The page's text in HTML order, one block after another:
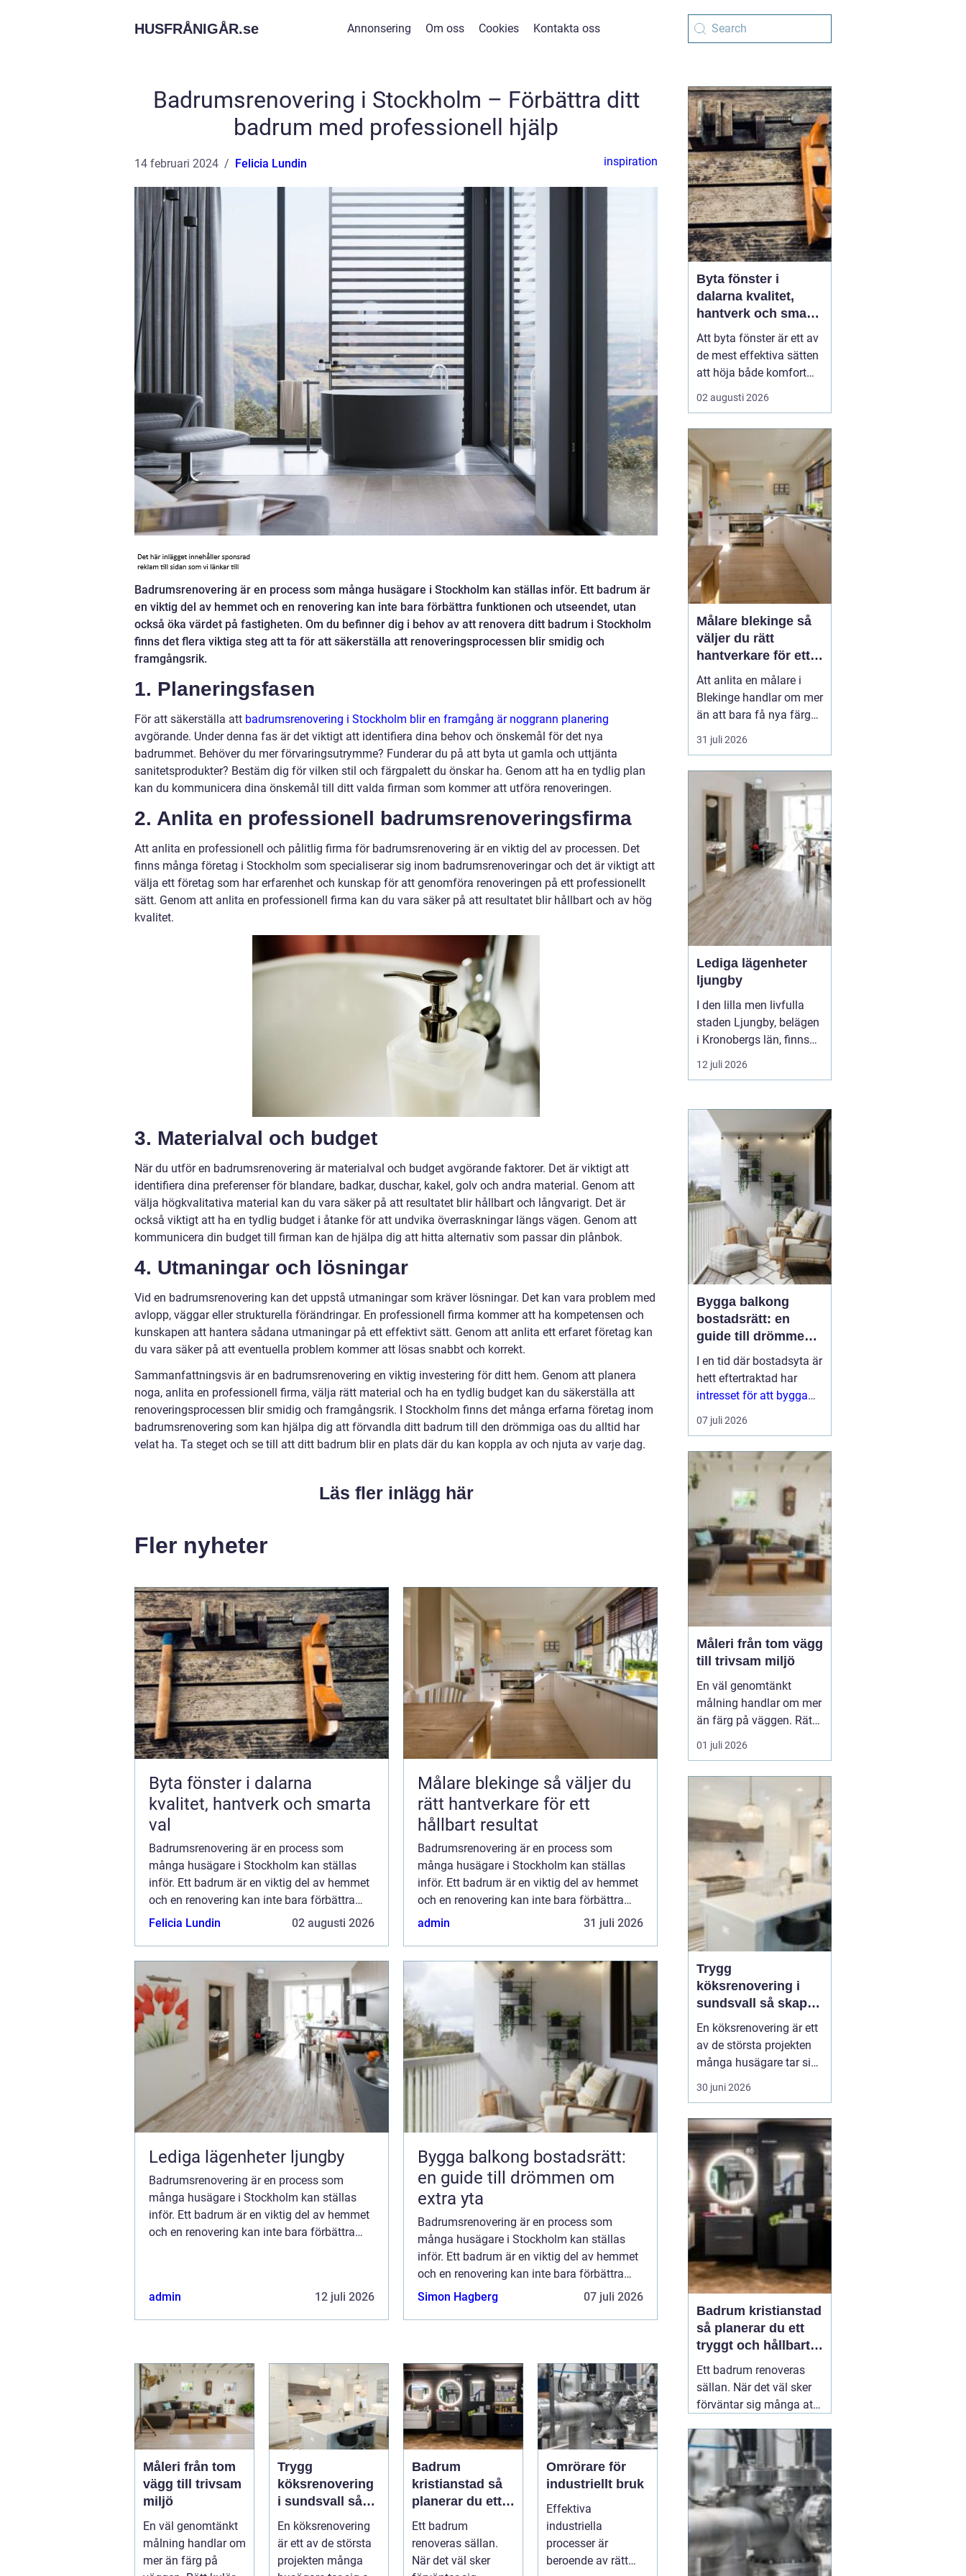
HUSFRÅNIGÅR.se Annonsering Om oss Cookies Kontakta oss
Badrumsrenovering i Stockholm – Förbättra ditt
badrum med professionell hjälp
14 februari 2024 Felicia Lundin inspiration
Badrumsrenovering är en process som många husägare i Stockholm kan ställas inför. Ett badrum är
en viktig del av hemmet och en renovering kan inte bara förbättra funktionen och utseendet, utan
också öka värdet på fastigheten. Om du befinner dig i behov av att renovera ditt badrum i Stockholm
finns det flera viktiga steg att ta för att säkerställa att renoveringsprocessen blir smidig och
framgångsrik.
1. Planeringsfasen
För att säkerställa att badrumsrenovering i Stockholm blir en framgång är noggrann planering
avgörande. Under denna fas är det viktigt att identifiera dina behov och önskemål för det nya
badrummet. Behöver du mer förvaringsutrymme? Funderar du på att byta ut gamla och uttjänta
sanitetsprodukter? Bestäm dig för vilken stil och färgpalett du önskar ha. Genom att ha en tydlig plan
kan du kommunicera dina önskemål till ditt valda firman som kommer att utföra renoveringen.
2. Anlita en professionell badrumsrenoveringsfirma
Att anlita en professionell och pålitlig firma för badrumsrenovering är en viktig del av processen. Det
finns många företag i Stockholm som specialiserar sig inom badrumsrenoveringar och det är viktigt att
välja ett företag som har erfarenhet och kunskap för att genomföra renoveringen på ett professionellt
sätt. Genom att anlita en professionell firma kan du vara säker på att resultatet blir hållbart och av hög
kvalitet.
3. Materialval och budget
När du utför en badrumsrenovering är materialval och budget avgörande faktorer. Det är viktigt att
identifiera dina preferenser för blandare, badkar, duschar, kakel, golv och andra material. Genom att
välja högkvalitativa material kan du vara säker på att resultatet blir hållbart och långvarigt. Det är
också viktigt att ha en tydlig budget i åtanke för att undvika överraskningar längs vägen. Genom att
kommunicera din budget till firman kan de hjälpa dig att hitta alternativ som passar din plånbok.
4. Utmaningar och lösningar
Vid en badrumsrenovering kan det uppstå utmaningar som kräver lösningar. Det kan vara problem med
avlopp, väggar eller strukturella förändringar. En professionell firma kommer att ha kompetensen och
kunskapen att hantera sådana utmaningar på ett effektivt sätt. Genom att anlita ett erfaret företag kan
du vara säker på att eventuella problem kommer att lösas snabbt och korrekt.
Sammanfattningsvis är en badrumsrenovering en viktig investering för ditt hem. Genom att planera
noga, anlita en professionell firma, välja rätt material och ha en tydlig budget kan du säkerställa att
renoveringsprocessen blir smidig och framgångsrik. I Stockholm finns det många erfarna företag inom
badrumsrenovering som kan hjälpa dig att förvandla ditt badrum till den drömmiga oas du alltid har
velat ha. Ta steget och se till att ditt badrum blir en plats där du kan koppla av och njuta av varje dag.
Läs fler inlägg här
Fler nyheter
Byta fönster i dalarna
kvalitet, hantverk och smarta
val
Badrumsrenovering är en process som
många husägare i Stockholm kan ställas
inför. Ett badrum är en viktig del av hemmet
och en renovering kan inte bara förbättra
funktionen och utseendet, utan också
Felicia Lundin 02 augusti 2026
Målare blekinge så väljer du
rätt hantverkare för ett
hållbart resultat
Badrumsrenovering är en process som
många husägare i Stockholm kan ställas
inför. Ett badrum är en viktig del av hemmet
och en renovering kan inte bara förbättra
funktionen och utseendet, utan också
admin 31 juli 2026
Lediga lägenheter ljungby
Badrumsrenovering är en process som
många husägare i Stockholm kan ställas
inför. Ett badrum är en viktig del av hemmet
och en renovering kan inte bara förbättra
admin 12 juli 2026
Bygga balkong bostadsrätt:
en guide till drömmen om
extra yta
Badrumsrenovering är en process som
många husägare i Stockholm kan ställas
inför. Ett badrum är en viktig del av hemmet
och en renovering kan inte bara förbättra
funktionen och utseendet, utan också
Simon Hagberg 07 juli 2026
Måleri från tom
vägg till trivsam
miljö
En väl genomtänkt
målning handlar om
mer än färg på
Trygg
köksrenovering
i sundsvall så
skapar du ett
kök som håller
länge
En köksrenovering
är ett av de största
projekten många
Badrum
kristianstad så
planerar du ett
tryggt och
badrumsprojekt
Ett badrum
renoveras sällan.
När det väl sker
Omrörare för
industriellt bruk
Effektiva
industriella
processer är
beroende av rätt
Byta fönster i
dalarna kvalitet,
hantverk och smarta
val
Att byta fönster är ett av
de mest effektiva sätten
att höja både komfort
och värde på ett hus. I
Dalarna spelar
utseende och tradition
stor roll. Många vill
kombinera bättre
energiprestanda med
klassisk karaktär,
oavsett om huset lig...
02 augusti 2026
Målare blekinge så
väljer du rätt
hantverkare för ett
hållbart resultat
Att anlita en målare i
Blekinge handlar om mer
än att bara få nya färger
på väggarna. En skicklig
målare kan förvandla ett
hem, skydda fasaden
mot väder och vind och
höja värdet på hela
fastigheten. Samtidigt
innebär fel v...
31 juli 2026
Lediga lägenheter
ljungby
I den lilla men livfulla
staden Ljungby, belägen
i Kronobergs län, finns
en dynamisk marknad
för bostadssökande.
Ljungbyhar blivit ett hett
ämne för många, då
staden erbjuder en u...
12 juli 2026
Bygga balkong
bostadsrätt: en
guide till drömmen
om extra yta
I en tid där bostadsyta är
hett eftertraktad har
intresset för att bygga
balkong
bostadsrättsförening
balkon...
07 juli 2026
Måleri från tom vägg
till trivsam miljö
En väl genomtänkt
målning handlar om mer
än färg på väggen. Rätt
kulörer, noggrant
underarbete och en
förändra hur ett hem
eller en arbetsplats
upplevs. Med
måleri
går
det att s...
01 juli 2026
Trygg
köksrenovering i
sundsvall så skapar
du ett kök som
håller länge
En köksrenovering är ett
av de största projekten
många husägare tar sig
an. Kostnaderna är ofta
höga, arbetet påverkar
ska hålla i många år. För
den som planerar
köksrenovering...
30 juni 2026
Badrum kristianstad
så planerar du ett
tryggt och hållbart
badrumsprojekt
Ett badrum renoveras
sällan. När det väl sker
förväntar sig många att
2030 år. Därför spelar
planering, materialval
och val av hantverkare
stor roll. För den som
funderar på03 juni 2026